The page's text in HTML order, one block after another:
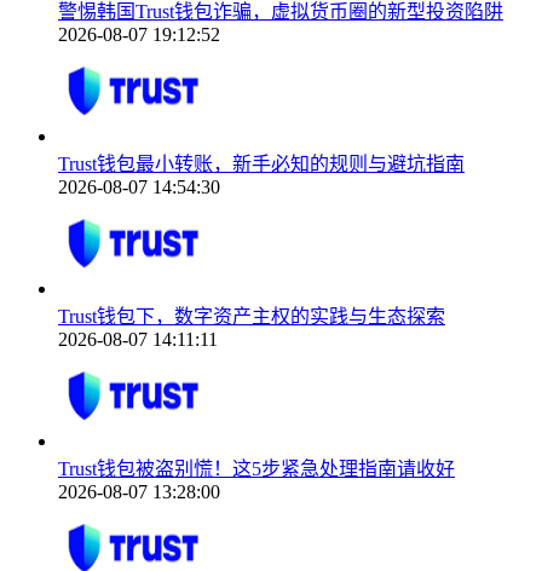
警惕韩国Trust钱包诈骗，虚拟货币圈的新型投资陷阱
2026-08-07 19:12:52
Trust钱包最小转账，新手必知的规则与避坑指南
2026-08-07 14:54:30
Trust钱包下，数字资产主权的实践与生态探索
2026-08-07 14:11:11
Trust钱包被盗别慌！这5步紧急处理指南请收好
2026-08-07 13:28:00